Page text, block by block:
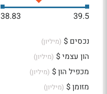
39.5
38.83
נכסים $ (מיליון)
הון עצמי $ (מיליון)
מכפיל הון $ (מיליון)
מזומן $ (מיליון)